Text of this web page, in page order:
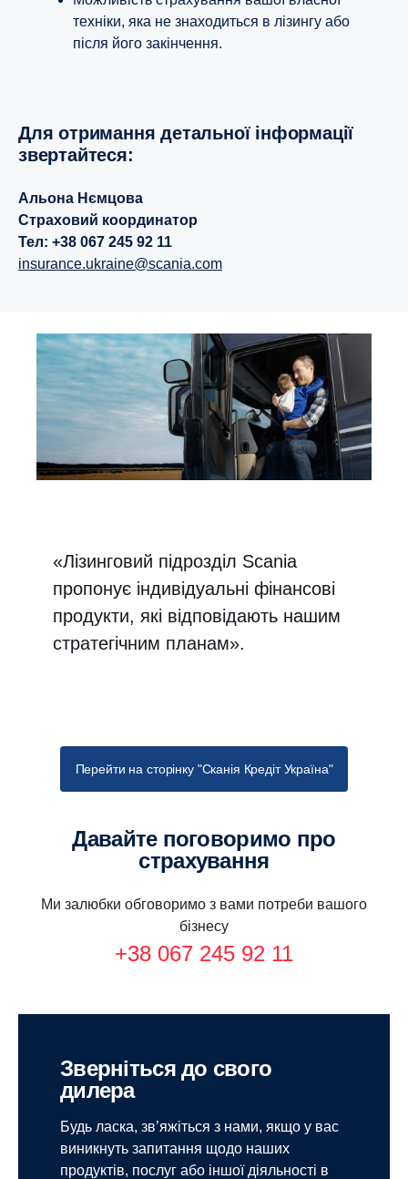
техніки, яка не знаходиться в лізингу або
після його закінчення.
Для отримання детальної інформації
звертайтеся:
Альона Нємцова
Страховий координатор
Тел: +38 067 245 92 11
insurance.ukraine@scania.com
«Лізинговий підрозділ Scania
пропонує індивідуальні фінансові
продукти, які відповідають нашим
стратегічним планам».
Перейти на сторінку "Сканія Кредіт Україна"
Давайте поговоримо про
страхування
Ми залюбки обговоримо з вами потреби вашого
бізнесу
+38 067 245 92 11
Зверніться до свого
дилера
Будь ласка, зв’яжіться з нами, якщо у вас
виникнуть запитання щодо наших
продуктів, послуг або іншої діяльності в